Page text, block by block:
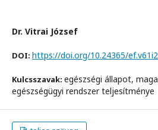
Dr. Vitrai József
DOI: https://doi.org/10.24365/
Kulcsszavak: egészségi állapot,
egészségügyi rendszer teljesítménye